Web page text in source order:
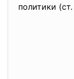
политики